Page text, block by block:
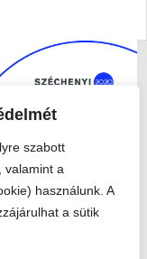
szabott
valamint a
használunk. A
a sütik